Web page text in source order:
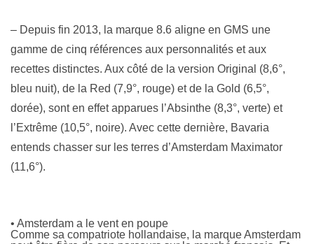
– Depuis fin 2013, la marque 8.6 aligne en GMS une
gamme de cinq références aux personnalités et aux
recettes distinctes. Aux côté de la version Original (8,6°,
bleu nuit), de la Red (7,9°, rouge) et de la Gold (6,5°,
dorée), sont en effet apparues l’Absinthe (8,3°, verte) et
l’Extrême (10,5°, noire). Avec cette dernière, Bavaria
entends chasser sur les terres d’Amsterdam Maximator
(11,6°).
• Amsterdam a le vent en poupe
Comme sa compatriote hollandaise, la marque Amsterdam